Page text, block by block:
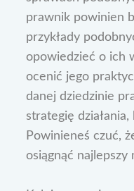
prawnik powinien
przykłady
opowiedzieć o ich
ocenić jego
danej dziedzinie
strategię
Powinieneś czuć,
osiągnąć najlepszy